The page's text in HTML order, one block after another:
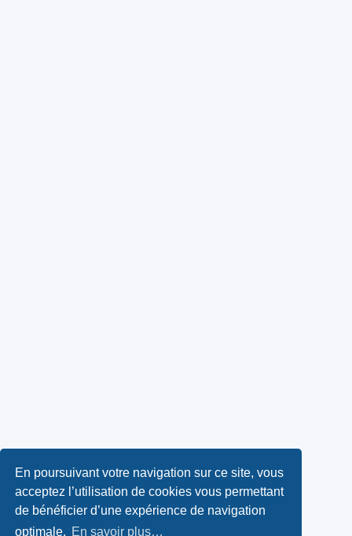
En poursuivant votre navigation sur ce site, vous
acceptez l’utilisation de cookies vous permettant
de bénéficier d’une expérience de navigation
optimale. En savoir plus…